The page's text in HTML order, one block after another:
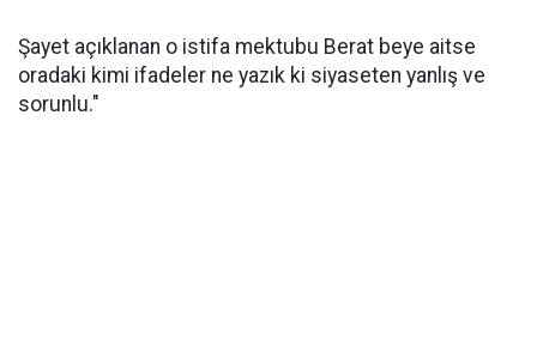
Şayet açıklanan o istifa mektubu Berat beye aitse
oradaki kimi ifadeler ne yazık ki siyaseten yanlış ve
sorunlu."